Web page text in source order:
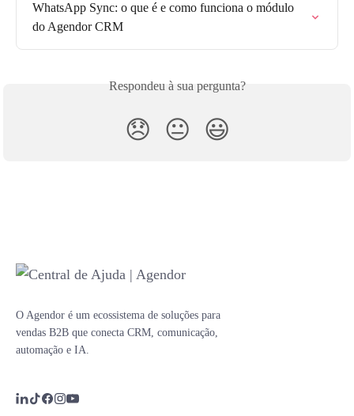
WhatsApp Sync: o que é e como funciona o módulo
do Agendor CRM
Respondeu à sua pergunta?
😞 😐 😃
O Agendor é um ecossistema de soluções para
vendas B2B que conecta CRM, comunicação,
automação e IA.